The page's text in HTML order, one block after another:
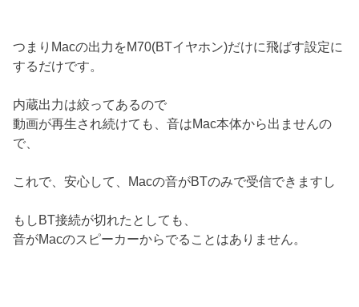
つまりMacの出力をM70(BTイヤホン)だけに飛ばす設定に
するだけです。
内蔵出力は絞ってあるので
動画が再生され続けても、音はMac本体から出ませんの
で、
これで、安心して、Macの音がBTのみで受信できますし
もしBT接続が切れたとしても、
音がMacのスピーカーからでることはありません。